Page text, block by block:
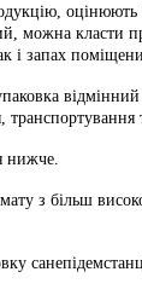
оцінюють
можна класти
і запах
нижче.
з більш